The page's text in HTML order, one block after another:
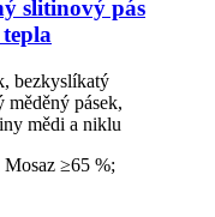
slitinový pás
bezkyslíkatý
měděný pásek,
mědi a niklu
≥65 %;